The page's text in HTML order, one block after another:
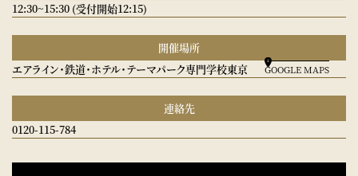
12:30~15:30 (受付開始12:15)
開催場所
エアライン・鉄道・ホテル・テーマパーク専門学校東京
GOOGLE MAPS
連絡先
0120-115-784